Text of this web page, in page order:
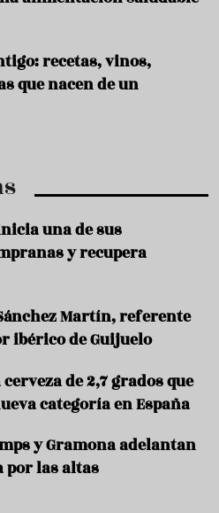
recetas, vinos,
que nacen de un
una de sus
y recupera
Martín, referente
ibérico de Guijuelo
de 2,7 grados que
categoría en España
y Gramona adelantan
por las altas